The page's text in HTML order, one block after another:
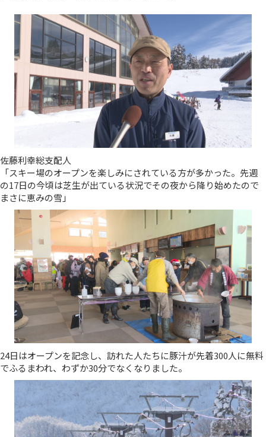
佐藤利幸総支配人
「スキー場のオープンを楽しみにされている方が多かった。先週
の17日の今頃は芝生が出ている状況でその夜から降り始めたので
まさに恵みの雪」
24日はオープンを記念し、訪れた人たちに豚汁が先着300人に無料
でふるまわれ、わずか30分でなくなりました。